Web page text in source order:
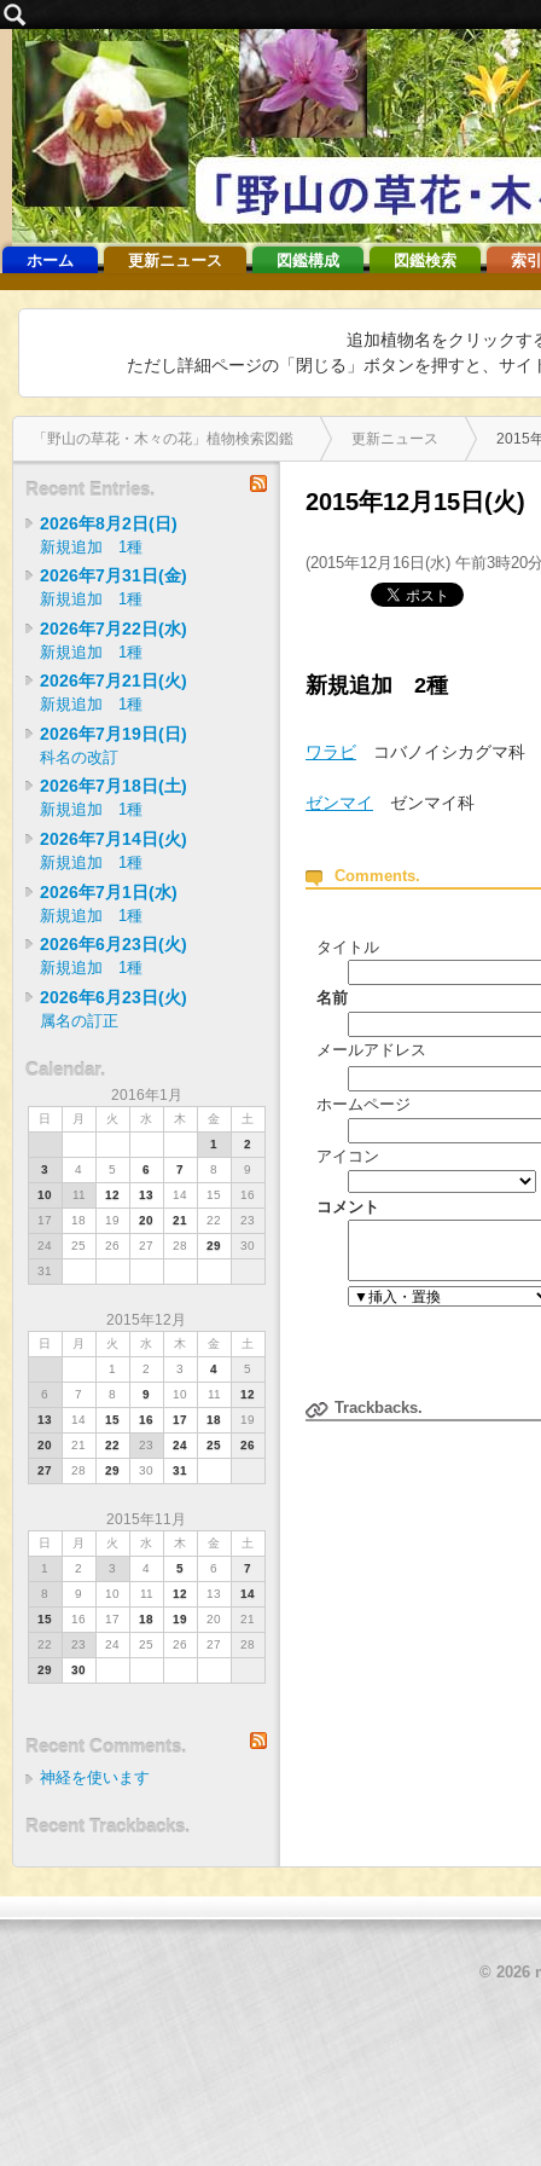
ホーム 更新ニュース 図鑑構成 図鑑検索 索
追加植物名をクリックす
ただし詳細ページの「閉じる」ボタンを押すと、サ
「野山の草花・木々の花」植物検索図鑑 更新ニュース 2015
2015年12月15日(火)
(2015年12月16日(水) 午前3時20
新規追加 2種
ワラビ コバノイシカグマ
ゼンマイ ゼンマイ科
Comments.
タイトル
名前
メールアドレス
ホームページ
アイコン
コメント
Trackbacks.
Recent Entries.
2026年8月2日(日)
新規追加 1種
2026年7月31日(金)
新規追加 1種
2026年7月22日(水)
新規追加 1種
2026年7月21日(火)
新規追加 1種
2026年7月19日(日)
科名の改訂
2026年7月18日(土)
新規追加 1種
2026年7月14日(火)
新規追加 1種
2026年7月1日(水)
新規追加 1種
2026年6月23日(火)
新規追加 1種
2026年6月23日(火)
属名の訂正
Calendar.
2016年1月
日 月 火 水 木 金
土
1
2
3
4 5 6 7 8
9
10
11 12 13 14 15
16
17
18 19 20 21 22
23
24
25 26 27 28 29
30
31
2015年12月
日 月 火 水 木 金
土
1
2 3 4
5
6
7 8 9 10 11
12
13
14 15 16 17 18
19
20
21 22 23 24 25
26
27
28 29 30 31
2015年11月
日 月 火 水 木 金
土
1
2 3 4 5 6
7
8
9 10 11 12 13
14
15
16 17 18 19 20
21
22
23 24 25 26 27
28
29
30
Recent Comments.
神経を使います
Recent Trackbacks.
© 2026